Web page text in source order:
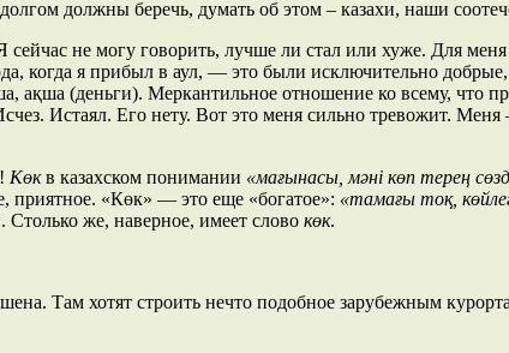
должны беречь, думать об этом – казахи, наши
не могу говорить, лучше ли стал или хуже. Для
когда я прибыл в аул, — это были исключительно
ақша (деньги). Меркантильное отношение ко всему, что
Истаял. Его нету. Вот это меня сильно тревожит. Меня
! Көкв казахском понимании «мағынасы, мәні көп терең
приятное. «Көк» — это еще «богатое»: «тамағы тоқ,
же, наверное, имеет слово көк.
Там хотят строить нечто подобное зарубежным